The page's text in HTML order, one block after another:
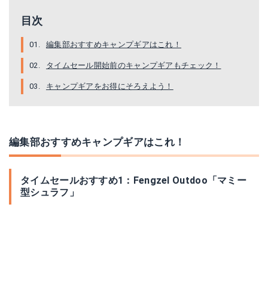
目次
編集部おすすめキャンプギアはこれ！
タイムセール開始前のキャンプギアもチェック！
キャンプギアをお得にそろえよう！
編集部おすすめキャンプギアはこれ！
タイムセールおすすめ1：Fengzel Outdoo「マミー
型シュラフ」